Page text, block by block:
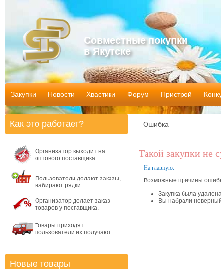
Совместные покупки
в Якутске
Закупки Новости Хвастики Форум Пристрой
Ошибка
Такой закупки не
На главную.
Возможные причины
Закупка была удалена
Вы набрали
Как это работает?
Организатор выходит на
оптового поставщика.
Пользователи делают заказы,
набирают рядки.
Организатор делает заказ
товаров у поставщика.
Товары приходят
пользователи их получают.
Новые товары